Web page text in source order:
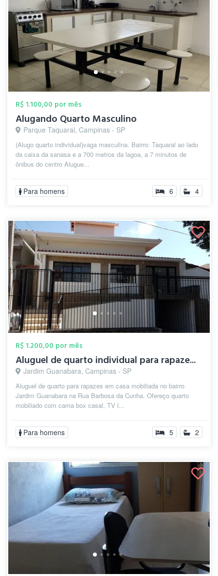
R$ 1.100,00 por mês
Alugando Quarto Masculino
Parque Taquaral, Campinas - SP
(Alugo quarto individual)vaga masculina. Bairro: Taquaral ao lado
da caixa da sanasa e a 700 metros da lagoa, a 7 minutos de
ônibus do centro Alugue...
Para homens 6 4
R$ 1.200,00 por mês
Aluguel de quarto individual para rapaze...
Jardim Guanabara, Campinas - SP
Aluguel de quarto para rapazes em casa mobiliada no bairro
Jardim Guanabara na Rua Barbosa da Cunha. Ofereço quarto
mobiliado com cama box casal, TV l...
Para homens 5 2